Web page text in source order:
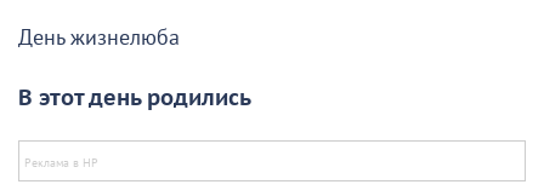
День жизнелюба
В этот день родились